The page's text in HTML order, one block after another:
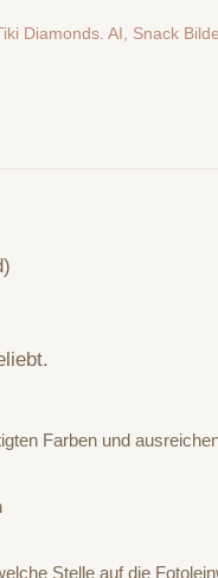
Diamonds. AI Snack
Farben und
Stelle auf die